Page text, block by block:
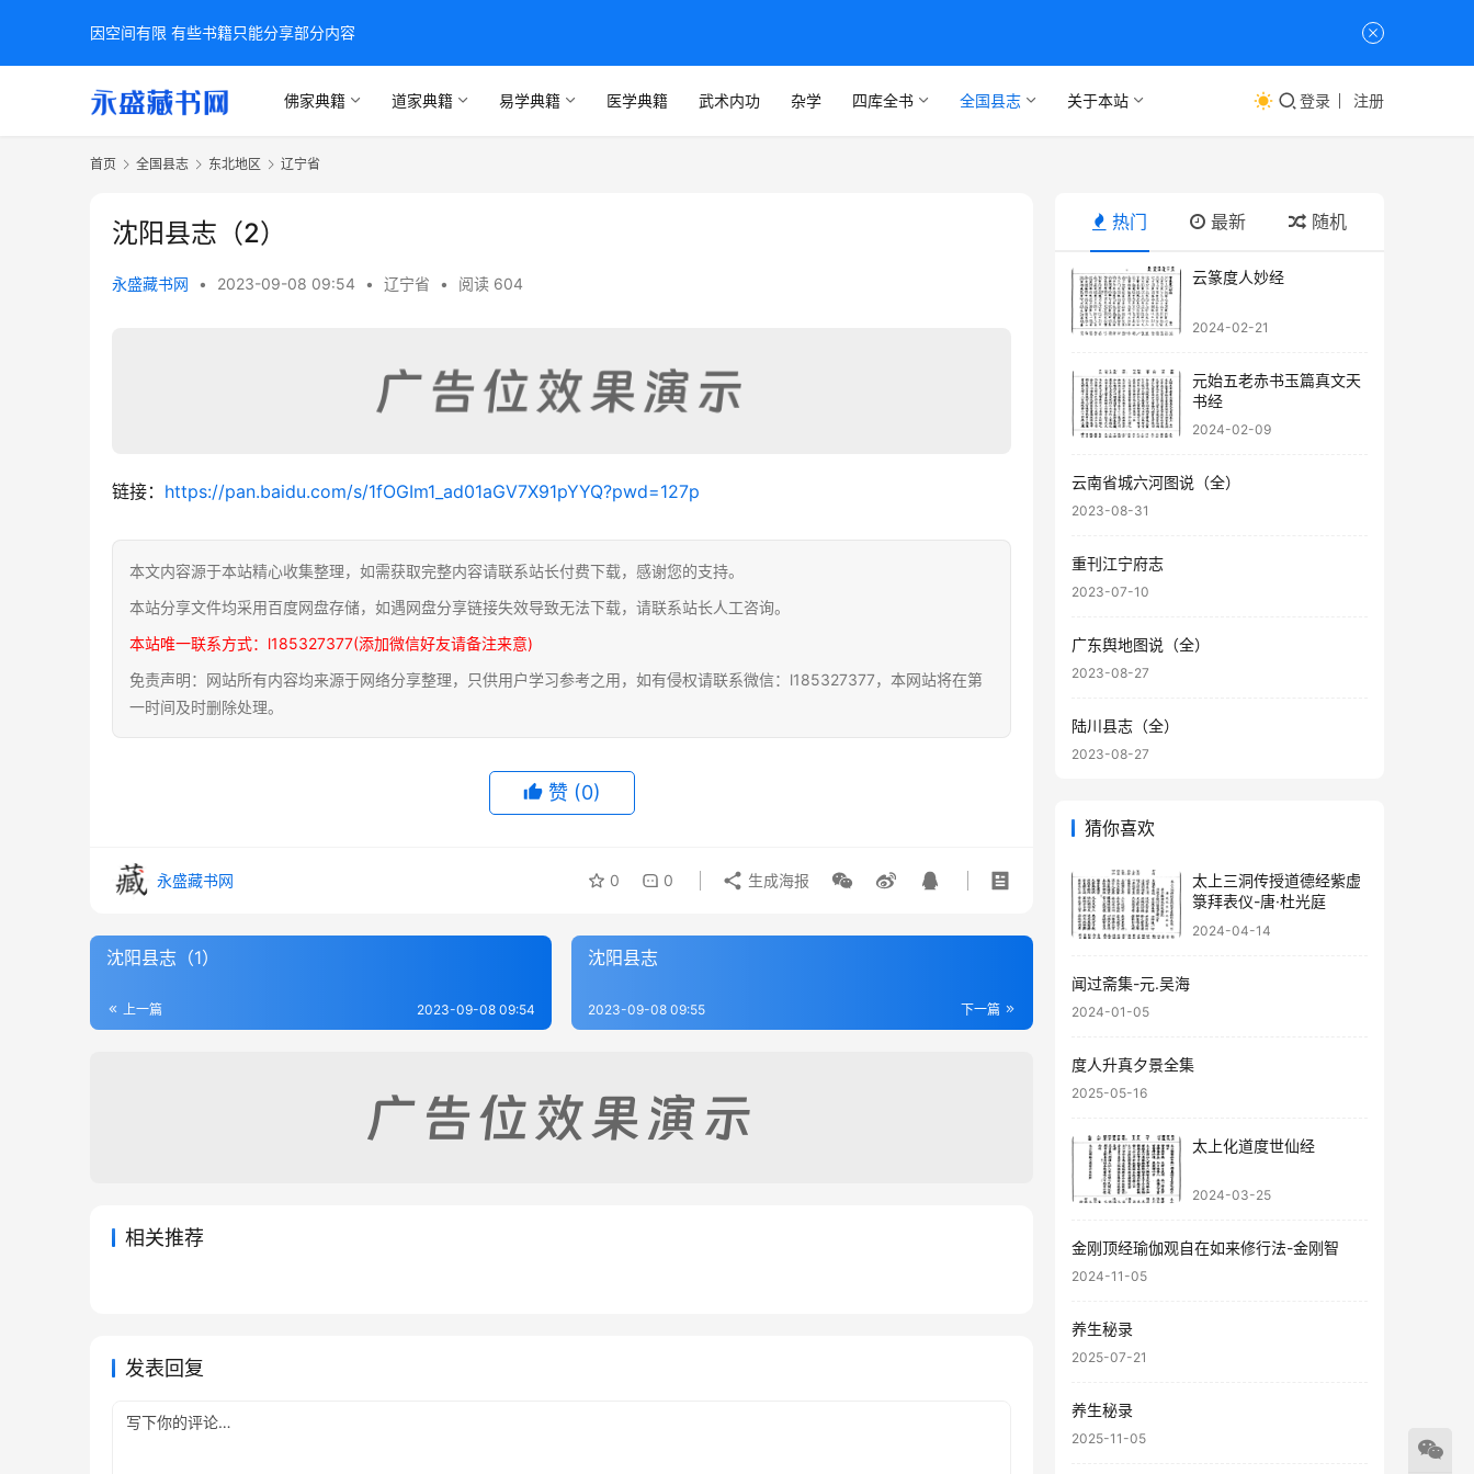
佛家典籍 道家典籍 易学典籍 医学典籍 武术内功 杂学 四库全书 全国县志 关于本站 登录 注册
首页 全国县志 东北地区 辽宁省
沈阳县志（2）
永盛藏书网 • 2023-09-08 09:54 • 辽宁省 • 阅读 604
链接： https://pan.baidu.com/s/1fOGIm1_ad01aGV7X91pYYQ?pwd=127p
本文内容源于本站精心收集整理，如需获取完整内容请联系站长付费下载，感谢您的支持。
本站分享文件均采用百度网盘存储，如遇网盘分享链接失效导致无法下载，请联系站长人工咨询。
本站唯一联系方式：l185327377(添加微信好友请备注来意)
免责声明：网站所有内容均来源于网络分享整理，只供用户学习参考之用，如有侵权请联系微信：l185327377，本网站将在第
一时间及时删除处理。
赞 (0)
永盛藏书网 0 0 生成海报
沈阳县志（1）
上一篇 2023-09-08 09:54
沈阳县志
下一篇
2023-09-08 09:55
相关推荐
发表回复
热门 最新 随机
云篆度人妙经
2024-02-21
元始五老赤书玉篇真文天
书经
2024-02-09
云南省城六河图说（全）
2023-08-31
重刊江宁府志
2023-07-10
广东舆地图说（全）
2023-08-27
陆川县志（全）
2023-08-27
猜你喜欢
太上三洞传授道德经紫虚
箓拜表仪-唐·杜光庭
2024-04-14
闻过斋集-元.吴海
2024-01-05
度人升真夕景全集
2025-05-16
太上化道度世仙经
2024-03-25
金刚顶经瑜伽观自在如来修行法-金刚智
2024-11-05
养生秘录
2025-07-21
养生秘录
2025-11-05
因空间有限 有些书籍只能分享部分内容